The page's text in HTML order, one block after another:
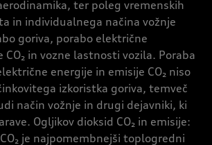
ter poleg vremenskih
in individualnega načina vožnje
goriva, porabo električne
CO₂ in vozne lastnosti vozila. Poraba
energije in emisije CO₂ niso
izkoristka goriva, temveč
način vožnje in drugi dejavniki, ki
Ogljikov dioksid CO₂ in emisije:
je najpomembnejši toplogredni